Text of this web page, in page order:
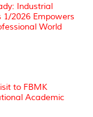
Industrial
1/2026 Empowers
World
to FBMK
Academic